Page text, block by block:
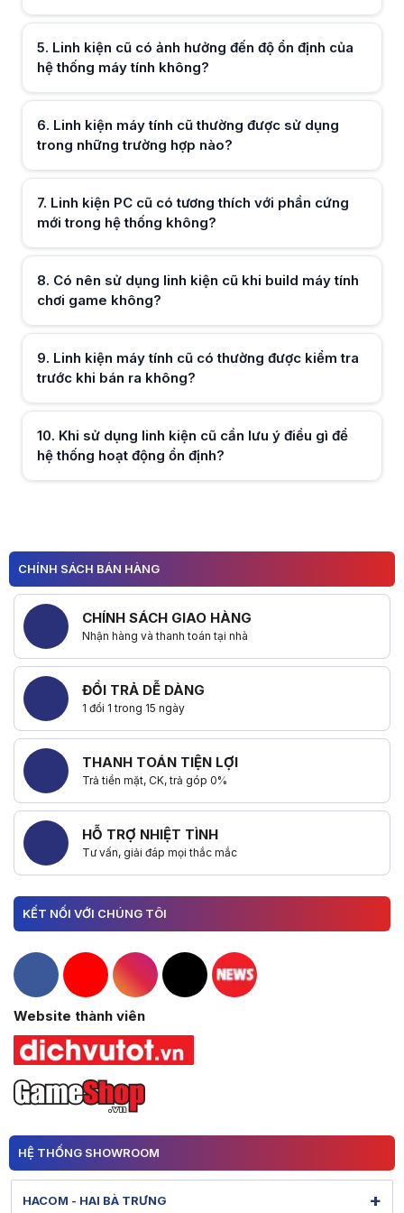
Hữu ích (0
Hữu ích (0)
5. Linh kiện cũ có ảnh hưởng đến độ ổn định của
hệ thống máy tính không?
Hữu ích (0
6. Linh kiện máy tính cũ thường được sử dụng
trong những trường hợp nào?
Hữu ích (0)
7. Linh kiện PC cũ có tương thích với phần cứng
mới trong hệ thống không?
Hữu ích (0)
8. Có nên sử dụng linh kiện cũ khi build máy tính
chơi game không?
Hữu ích ( 0 )
9. Linh kiện máy tính cũ có thường được kiểm tra
trước khi bán ra không?
10. Khi sử dụng linh kiện cũ cần lưu ý điều gì để
hệ thống hoạt động ổn định?
Hữu ích (0)
2
CHÍNH SÁCH BÁN HÀNG
CHÍNH SÁCH GIAO HÀNG
Nhận hàng và thanh toán tại nhà
ĐỔI TRẢ DỄ DÀNG
1 đổi 1 trong 15 ngày
THANH TOÁN TIỆN LỢI
Trả tiền mặt, CK, trả góp 0%
HỖ TRỢ NHIỆT TÌNH
Tư vấn, giải đáp mọi thắc mắc
KẾT NỐI VỚI CHÚNG TÔI
Hacom Facebook
Hacom YouTube
Hacom Instagram
Hacom TikTok
Website thành viên
HỆ THỐNG SHOWROOM
HACOM - HAI BÀ TRƯNG +